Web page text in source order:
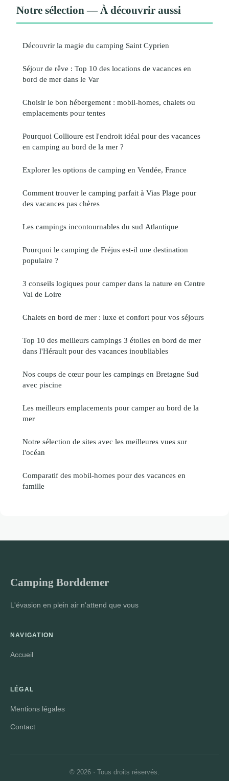
Notre sélection — À découvrir aussi
Découvrir la magie du camping Saint Cyprien
Séjour de rêve : Top 10 des locations de vacances en
bord de mer dans le Var
Choisir le bon hébergement : mobil-homes, chalets ou
emplacements pour tentes
Pourquoi Collioure est l'endroit idéal pour des vacances
en camping au bord de la mer ?
Explorer les options de camping en Vendée, France
Comment trouver le camping parfait à Vias Plage pour
des vacances pas chères
Les campings incontournables du sud Atlantique
Pourquoi le camping de Fréjus est-il une destination
populaire ?
3 conseils logiques pour camper dans la nature en Centre
Val de Loire
Chalets en bord de mer : luxe et confort pour vos séjours
Top 10 des meilleurs campings 3 étoiles en bord de mer
dans l'Hérault pour des vacances inoubliables
Nos coups de cœur pour les campings en Bretagne Sud
avec piscine
Les meilleurs emplacements pour camper au bord de la
mer
Notre sélection de sites avec les meilleures vues sur
l'océan
Comparatif des mobil-homes pour des vacances en
famille
Camping Borddemer
L'évasion en plein air n'attend que vous
NAVIGATION
Accueil
LÉGAL
Mentions légales
Contact
© 2026 · Tous droits réservés.